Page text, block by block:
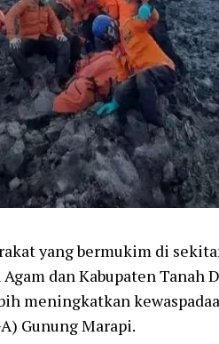
yang bermukim di
dan Kabupaten Tanah
meningkatkan
Gunung Marapi.